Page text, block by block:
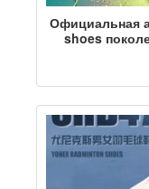
Официальная
shoes
мужчин и